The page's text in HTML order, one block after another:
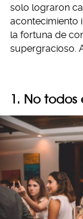
solo lograron
acontecimiento
la fortuna de
supergracioso.
1. No